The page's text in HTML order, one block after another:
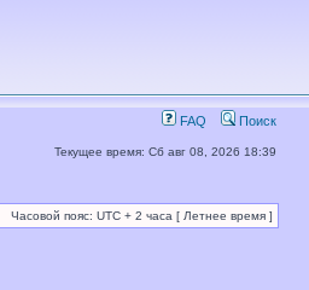
FAQ Поиск
Текущее время: Сб авг 08, 2026 18:39
Часовой пояс: UTC + 2 часа [ Летнее время ]